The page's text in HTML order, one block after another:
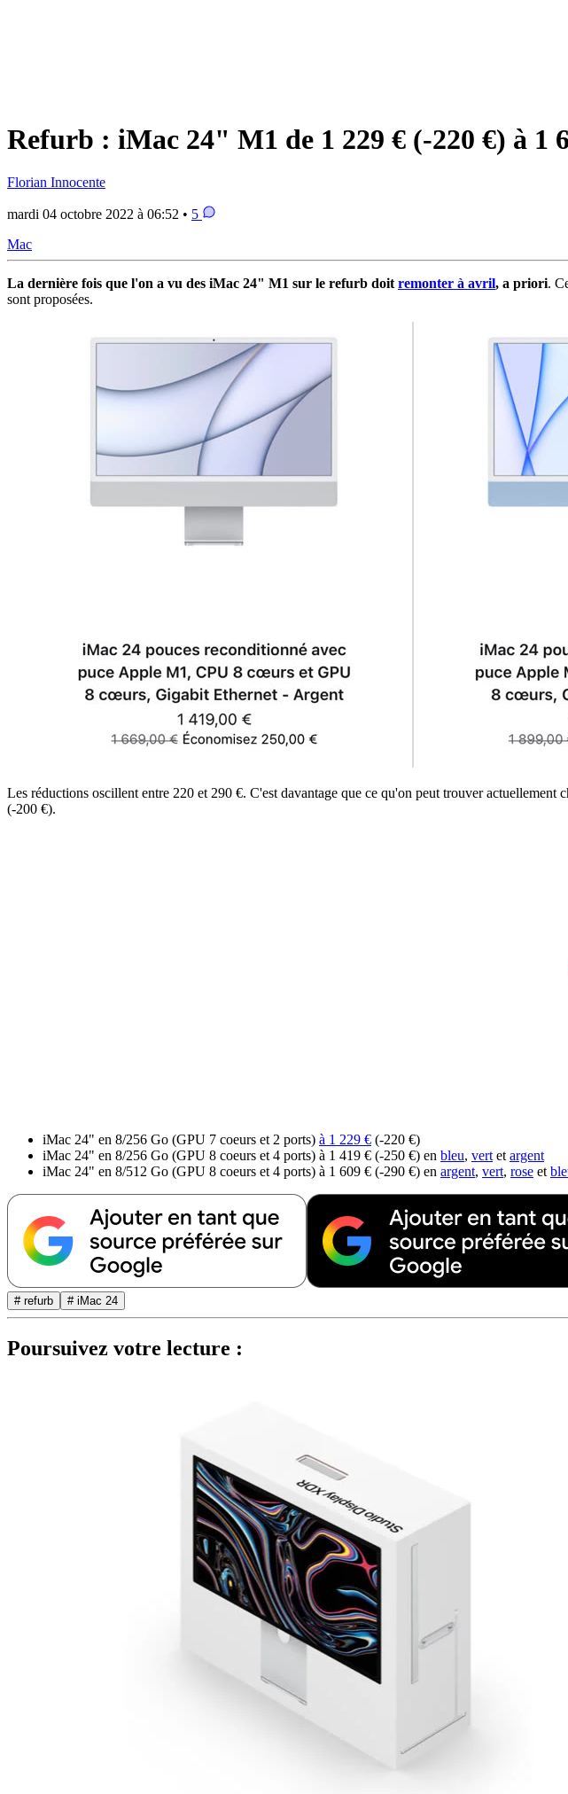
Refurb : iMac 24" M1 de 1 229 € (-220 €) à 1
Florian Innocente
mardi 04 octobre 2022 à 06:52 • 5
Mac
La dernière fois que l'on a vu des iMac 24" M1 sur le refurb doit remonter à avril, a priori.
sont proposées.
Les réductions oscillent entre 220 et 290 €. C'est davantage que ce qu'on peut trouver actuellement
(-200 €).
iMac 24" en 8/256 Go (GPU 7 coeurs et 2 ports) à 1 229 € (-220 €)
iMac 24" en 8/256 Go (GPU 8 coeurs et 4 ports) à 1 419 € (-250 €) en bleu, vert et argent
iMac 24" en 8/512 Go (GPU 8 coeurs et 4 ports) à 1 609 € (-290 €) en argent, vert, rose et
# refurb # iMac 24
Poursuivez votre lecture :